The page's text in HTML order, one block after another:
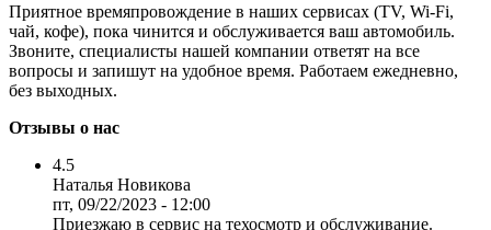
Приятное времяпровождение в наших сервисах (TV, Wi-Fi,
чай, кофе), пока чинится и обслуживается ваш автомобиль.
Звоните, специалисты нашей компании ответят на все
вопросы и запишут на удобное время. Работаем ежедневно,
без выходных.
Отзывы о нас
4.5
Наталья Новикова
пт, 09/22/2023 - 12:00
Приезжаю в сервис на техосмотр и обслуживание.